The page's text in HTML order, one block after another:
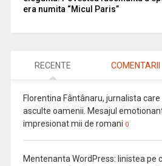
era numita “Micul Paris”
RECENTE COMENTARII
Florentina Fântânaru, jurnalista
asculte oamenii. Mesajul
impresionat mii de romani 0
Mentenanta WordPress: linistea pe